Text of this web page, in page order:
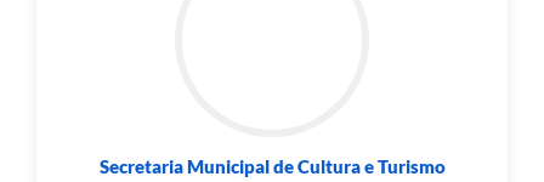
Secretaria Municipal de Cultura e Turismo